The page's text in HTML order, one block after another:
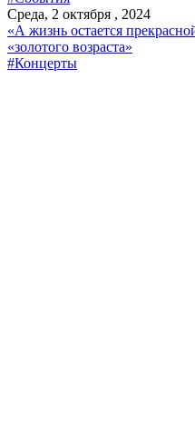
Среда, 2 октября , 2024
«А жизнь остается
«золотого возраста»
#Концерты